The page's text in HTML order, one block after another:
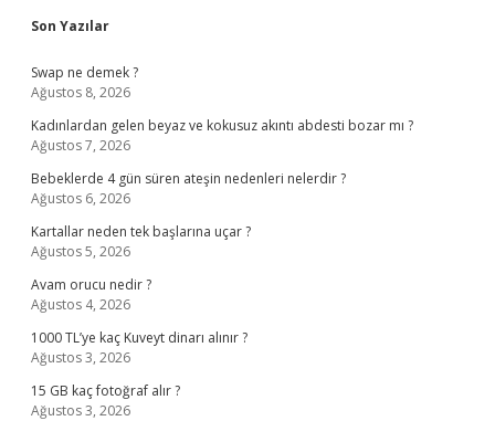
Sidebar
Son Yazılar
Swap ne demek ?
Ağustos 8, 2026
Kadınlardan gelen beyaz ve kokusuz akıntı abdesti bozar mı ?
Ağustos 7, 2026
Bebeklerde 4 gün süren ateşin nedenleri nelerdir ?
Ağustos 6, 2026
Kartallar neden tek başlarına uçar ?
Ağustos 5, 2026
Avam orucu nedir ?
Ağustos 4, 2026
1000 TL’ye kaç Kuveyt dinarı alınır ?
Ağustos 3, 2026
15 GB kaç fotoğraf alır ?
Ağustos 3, 2026